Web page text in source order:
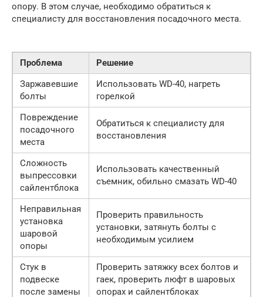
опору. В этом случае, необходимо обратиться к
специалисту для восстановления посадочного места.
Проблема
Решение
Заржавевшие
болты
Использовать WD-40, нагреть
горелкой
Повреждение
посадочного
места
Обратиться к специалисту для
восстановления
Сложность
выпрессовки
сайлентблока
Использовать качественный
съемник, обильно смазать WD-40
Неправильная
установка
шаровой
опоры
Проверить правильность
установки, затянуть болты с
необходимым усилием
Стук в
подвеске
после замены
Проверить затяжку всех болтов и
гаек, проверить люфт в шаровых
опорах и сайлентблоках